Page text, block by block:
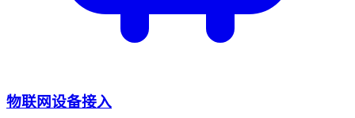
物联网设备接入